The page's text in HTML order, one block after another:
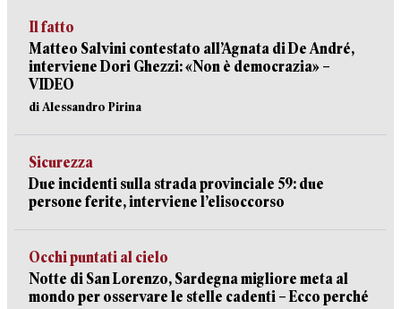
Il fatto
Matteo Salvini contestato all’Agnata di De André,
interviene Dori Ghezzi: «Non è democrazia» –
VIDEO
di Alessandro Pirina
Sicurezza
Due incidenti sulla strada provinciale 59: due
persone ferite, interviene l’elisoccorso
Occhi puntati al cielo
Notte di San Lorenzo, Sardegna migliore meta al
mondo per osservare le stelle cadenti – Ecco perché